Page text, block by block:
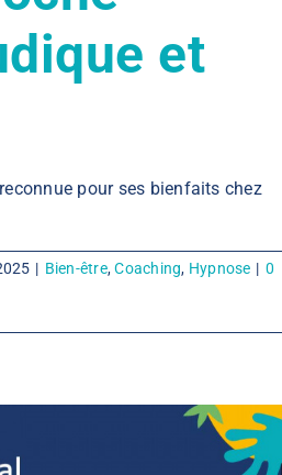
et
pour ses bienfaits chez
| Bien-être,Coaching, Hypnose | 0